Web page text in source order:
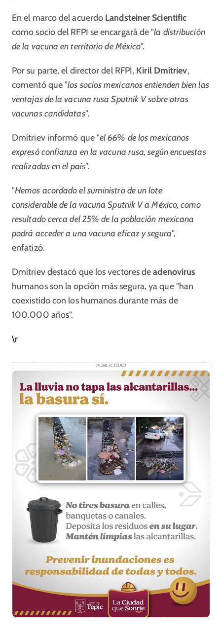
En el marco del acuerdo Landsteiner Scientific
como socio del RFPI se encargará de "la distribución
de la vacuna en territorio de México".
Por su parte, el director del RFPI, Kiril Dmítriev,
comentó que "los socios mexicanos entienden bien las
ventajas de la vacuna rusa Sputnik V sobre otras
vacunas candidatas".
Dmítriev informó que "el 66% de los mexicanos
expresó confianza en la vacuna rusa, según encuestas
realizadas en el país".
"Hemos acordado el suministro de un lote
considerable de la vacuna Sputnik V a México, como
resultado cerca del 25% de la población mexicana
podrá acceder a una vacuna eficaz y segura",
enfatizó.
Dmítriev destacó que los vectores deadenovirus
humanos son la opción más segura, ya que "han
coexistido con los humanos durante más de
100.000 años".
\r
PUBLICIDAD